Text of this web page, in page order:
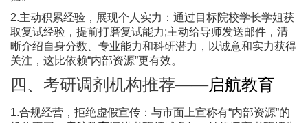
2.主动积累经验，展现个人实力：通过目标院校学长学姐获
取复试经验，提前打磨复试能力;主动给导师发送邮件，清
晰介绍自身分数、专业能力和科研潜力，以诚意和实力获得
关注，这比依赖“内部资源”更有效。
四、考研调剂机构推荐——启航教育
1.合规经营，拒绝虚假宣传：与市面上宣称有“内部资源”的